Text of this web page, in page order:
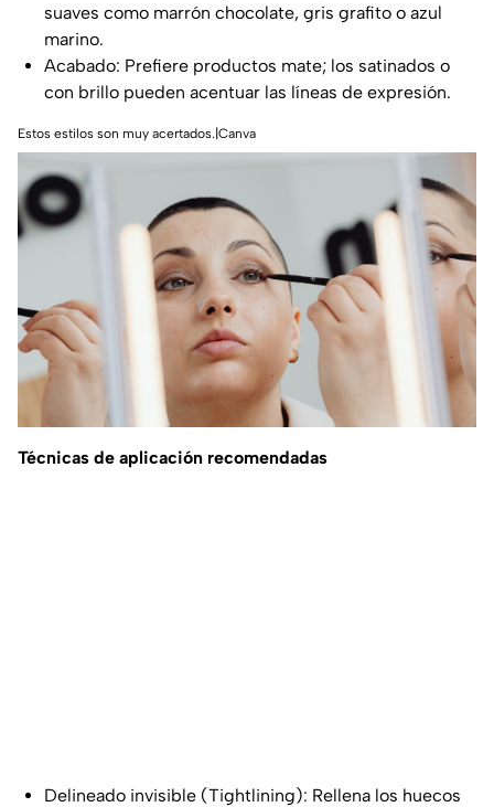
suaves como marrón chocolate, gris grafito o azul
marino.
Acabado: Prefiere productos mate; los satinados o
con brillo pueden acentuar las líneas de expresión.
Estos estilos son muy acertados.|Canva
Técnicas de aplicación recomendadas
Delineado invisible (Tightlining): Rellena los huecos